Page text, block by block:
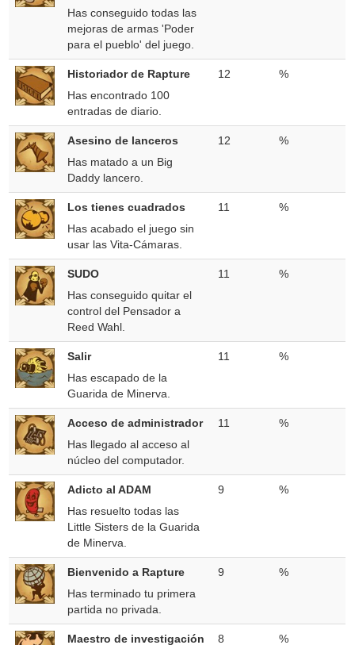
Has conseguido todas las
mejoras de armas 'Poder
para el pueblo' del juego.
Historiador de Rapture
Has encontrado 100
entradas de diario.
12 %
Asesino de lanceros
Has matado a un Big
Daddy lancero.
12 %
Los tienes cuadrados
Has acabado el juego sin
usar las Vita-Cámaras.
11 %
SUDO
Has conseguido quitar el
control del Pensador a
Reed Wahl.
11 %
Salir
Has escapado de la
Guarida de Minerva.
11 %
Acceso de administrador
Has llegado al acceso al
núcleo del computador.
11 %
Adicto al ADAM
Has resuelto todas las
Little Sisters de la Guarida
de Minerva.
9 %
Bienvenido a Rapture
Has terminado tu primera
partida no privada.
9 %
Maestro de investigación 8 %